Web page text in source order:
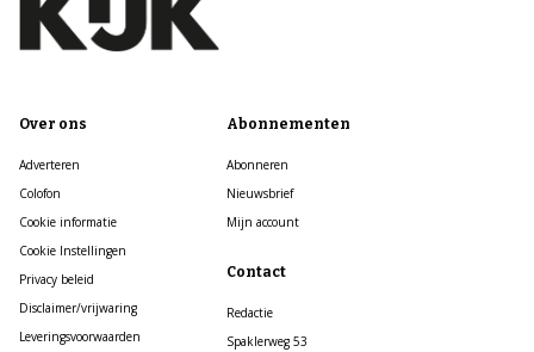
Over ons
Adverteren
Colofon
Cookie informatie
Cookie Instellingen
Privacy beleid
Disclaimer/vrijwaring
Leveringsvoorwaarden
Abonnementen
Abonneren
Nieuwsbrief
Mijn account
Contact
Redactie
Spaklerweg 53